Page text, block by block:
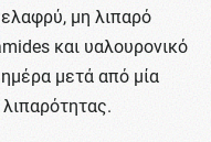
μη λιπαρό
και υαλουρονικό
μετά από μία